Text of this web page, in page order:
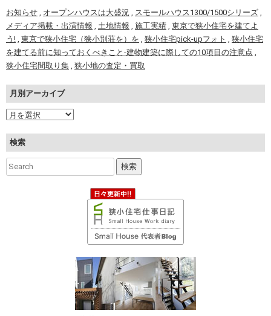
お知らせ , オープンハウスは大盛況 , スモールハウス1300/1500シリーズ ,
メディア掲載・出演情報 , 土地情報 , 施工実績 , 東京で狭小住宅を建てよ
う! , 東京で狭小住宅（狭小別荘を）を , 狭小住宅pick-upフォト , 狭小住宅
を建てる前に知っておくべきこと-建物建築に際しての10項目の注意点 ,
狭小住宅間取り集 , 狭小地の査定・買取
月別アーカイブ
検索